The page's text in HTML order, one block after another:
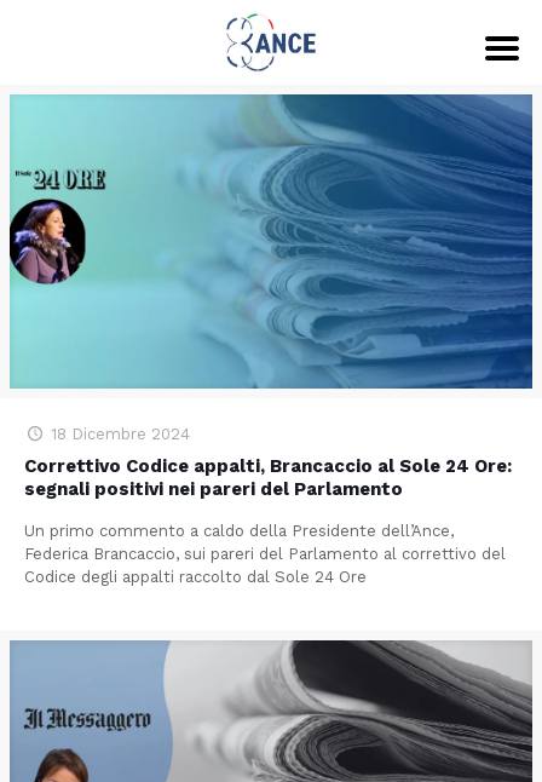
18 Dicembre 2024
Correttivo Codice appalti, Brancaccio al Sole 24 Ore:
segnali positivi nei pareri del Parlamento
Un primo commento a caldo della Presidente dell’Ance,
Federica Brancaccio, sui pareri del Parlamento al correttivo del
Codice degli appalti raccolto dal Sole 24 Ore